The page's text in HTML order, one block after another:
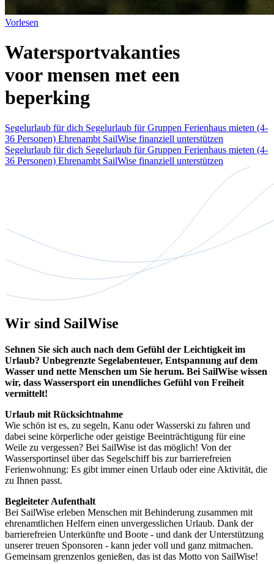
Vorlesen
Watersportvakanties
voor mensen met een
beperking
Segelurlaub für dich Segelurlaub für Gruppen Ferienhaus mieten (4-
36 Personen) Ehrenambt SailWise finanziell unterstützen
Segelurlaub für dich Segelurlaub für Gruppen Ferienhaus mieten (4-
36 Personen) Ehrenambt SailWise finanziell unterstützen
Wir sind SailWise
Sehnen Sie sich auch nach dem Gefühl der Leichtigkeit im
Urlaub? Unbegrenzte Segelabenteuer, Entspannung auf dem
Wasser und nette Menschen um Sie herum. Bei SailWise wissen
wir, dass Wassersport ein unendliches Gefühl von Freiheit
vermittelt!
Urlaub mit Rücksichtnahme
Wie schön ist es, zu segeln, Kanu oder Wasserski zu fahren und
dabei seine körperliche oder geistige Beeinträchtigung für eine
Weile zu vergessen? Bei SailWise ist das möglich! Von der
Wassersportinsel über das Segelschiff bis zur barrierefreien
Ferienwohnung: Es gibt immer einen Urlaub oder eine Aktivität, die
zu Ihnen passt.
Begleiteter Aufenthalt
Bei SailWise erleben Menschen mit Behinderung zusammen mit
ehrenamtlichen Helfern einen unvergesslichen Urlaub. Dank der
barrierefreien Unterkünfte und Boote - und dank der Unterstützung
unserer treuen Sponsoren - kann jeder voll und ganz mitmachen.
Gemeinsam grenzenlos genießen, das ist das Motto von SailWise!